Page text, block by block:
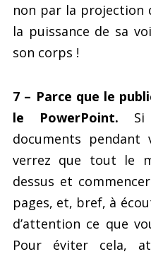
non par la projection
la puissance de sa
son corps !
7 – Parce que le
le PowerPoint. Si
documents pendant
verrez que tout le
dessus et
pages, et, bref, à
d’attention ce que
Pour éviter cela,